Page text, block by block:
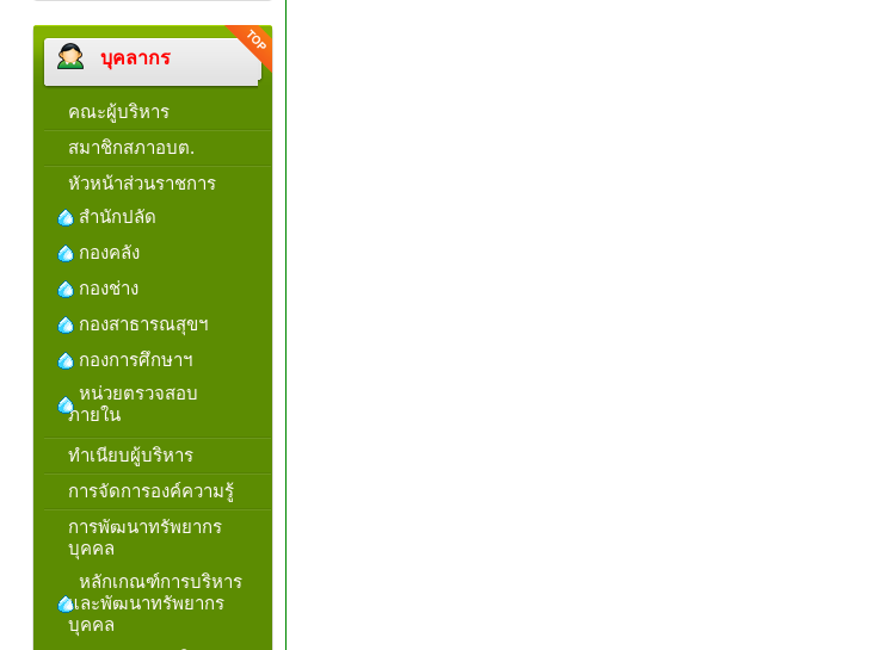
บุคลากร
คณะผู้บริหาร
สมาชิกสภาอบต.
หัวหน้าส่วนราชการ
สำนักปลัด
กองคลัง
กองช่าง
กองสาธารณสุขฯ
กองการศึกษาฯ
หน่วยตรวจสอบ
ภายใน
ทำเนียบผู้บริหาร
การจัดการองค์ความรู้
การพัฒนาทรัพยากร
บุคคล
หลักเกณฑ์การบริหาร
และพัฒนาทรัพยากร
บุคคล